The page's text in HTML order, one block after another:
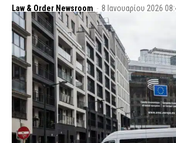
Law & Order Newsroom - 8 Ιανουαρίου 2026